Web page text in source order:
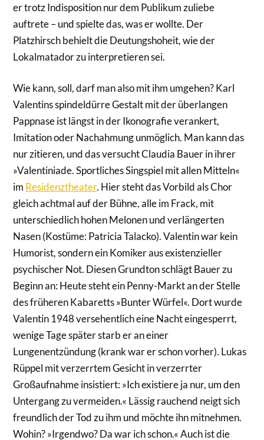
er trotz Indisposition nur dem Publikum zuliebe
auftrete – und spielte das, was er wollte. Der
Platzhirsch behielt die Deutungshoheit, wie der
Lokalmatador zu interpretieren sei.
Wie kann, soll, darf man also mit ihm umgehen? Karl
Valentins spindeldürre Gestalt mit der überlangen
Pappnase ist längst in der Ikonografie verankert,
Imitation oder Nachahmung unmöglich. Man kann das
nur zitieren, und das versucht Claudia Bauer in ihrer
»Valentiniade. Sportliches Singspiel mit allen Mitteln«
im Residenztheater. Hier steht das Vorbild als Chor
gleich achtmal auf der Bühne, alle im Frack, mit
unterschiedlich hohen Melonen und verlängerten
Nasen (Kostüme: Patricia Talacko). Valentin war kein
Humorist, sondern ein Komiker aus existenzieller
psychischer Not. Diesen Grundton schlägt Bauer zu
Beginn an: Heute steht ein Penny-Markt an der Stelle
des früheren Kabaretts »Bunter Würfel«. Dort wurde
Valentin 1948 versehentlich eine Nacht eingesperrt,
wenige Tage später starb er an einer
Lungenentzündung (krank war er schon vorher). Lukas
Rüppel mit verzerrtem Gesicht in verzerrter
Großaufnahme insistiert: »Ich existiere ja nur, um den
Untergang zu vermeiden.« Lässig rauchend neigt sich
freundlich der Tod zu ihm und möchte ihn mitnehmen.
Wohin? »Irgendwo? Da war ich schon.« Auch ist die